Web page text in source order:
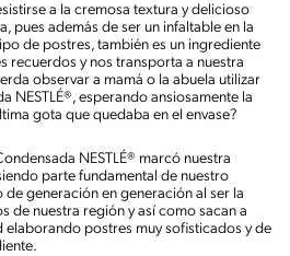
a la cremosa textura y delicioso
pues además de ser un infaltable en la
de postres, también es un ingrediente
recuerdos y nos transporta a nuestra
observar a mamá o la abuela utilizar
NESTLÉ®, esperando ansiosamente la
gota que quedaba en el envase?
NESTLÉ® marcó nuestra
parte fundamental de nuestro
generación en generación al ser la
de nuestra región y así como sacan a
postres muy sofisticados y de